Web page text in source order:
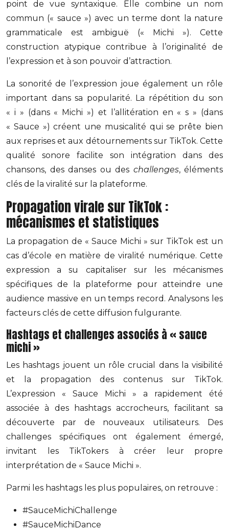
point de vue syntaxique. Elle combine un nom
commun (« sauce ») avec un terme dont la nature
grammaticale est ambiguë (« Michi »). Cette
construction atypique contribue à l’originalité de
l’expression et à son pouvoir d’attraction.
La sonorité de l’expression joue également un rôle
important dans sa popularité. La répétition du son
« i » (dans « Michi ») et l’allitération en « s » (dans
« Sauce ») créent une musicalité qui se prête bien
aux reprises et aux détournements sur TikTok. Cette
qualité sonore facilite son intégration dans des
chansons, des danses ou des challenges, éléments
clés de la viralité sur la plateforme.
Propagation virale sur TikTok :
mécanismes et statistiques
La propagation de « Sauce Michi » sur TikTok est un
cas d’école en matière de viralité numérique. Cette
expression a su capitaliser sur les mécanismes
spécifiques de la plateforme pour atteindre une
audience massive en un temps record. Analysons les
facteurs clés de cette diffusion fulgurante.
Hashtags et challenges associés à « sauce
michi »
Les hashtags jouent un rôle crucial dans la visibilité
et la propagation des contenus sur TikTok.
L’expression « Sauce Michi » a rapidement été
associée à des hashtags accrocheurs, facilitant sa
découverte par de nouveaux utilisateurs. Des
challenges spécifiques ont également émergé,
invitant les TikTokers à créer leur propre
interprétation de « Sauce Michi ».
Parmi les hashtags les plus populaires, on retrouve :
#SauceMichiChallenge
#SauceMichiDance